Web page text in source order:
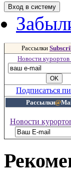
Рассылки
Новости
Подписаться
Рассылки@
Новости